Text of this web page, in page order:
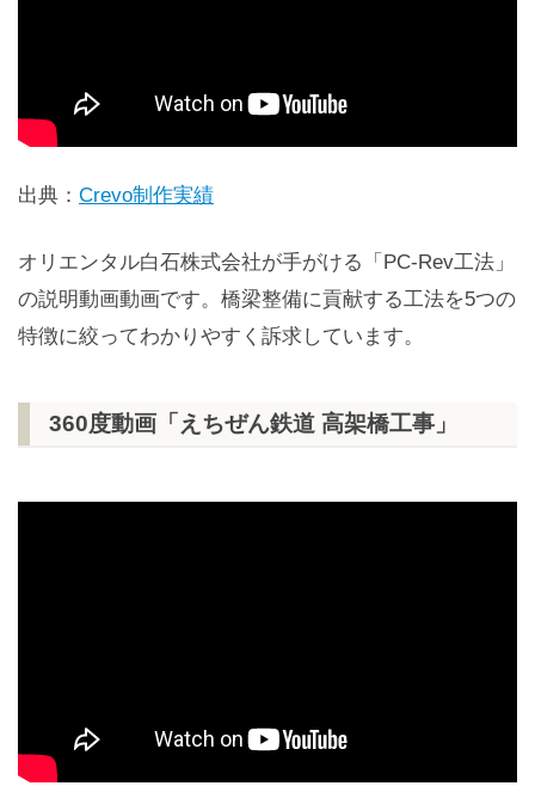
出典： Crevo制作実績
オリエンタル白石株式会社が手がける「PC-Rev工法」
の説明動画動画です。橋梁整備に貢献する工法を5つの
特徴に絞ってわかりやすく訴求しています。
360度動画「えちぜん鉄道 高架橋工事」